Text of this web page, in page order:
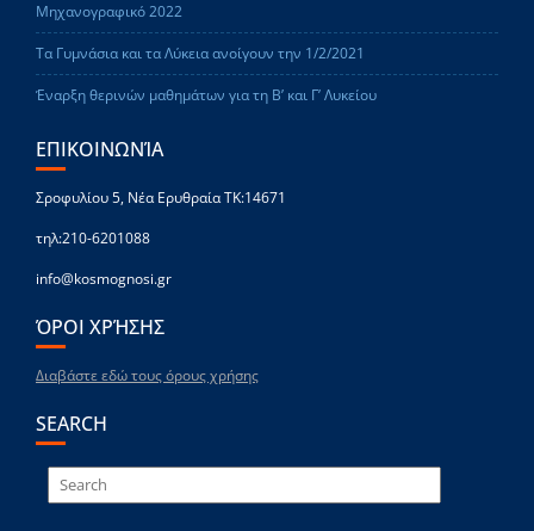
Μηχανογραφικό 2022
Τα Γυμνάσια και τα Λύκεια ανοίγουν την 1/2/2021
Έναρξη θερινών μαθημάτων για τη Β’ και Γ’ Λυκείου
ΕΠΙΚΟΙΝΩΝΊΑ
Σροφυλίου 5, Νέα Ερυθραία ΤΚ:14671
τηλ:210-6201088
info@kosmognosi.gr
ΌΡΟΙ ΧΡΉΣΗΣ
Διαβάστε εδώ τους όρους χρήσης
SEARCH